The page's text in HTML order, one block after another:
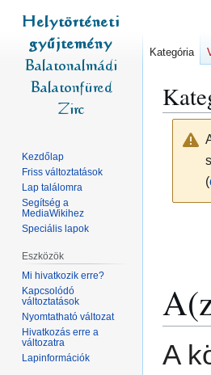
(
A
Kategória
Kezdőlap
Friss változtatások
Lap találomra
Segítség a
MediaWikihez
Speciális lapok
Eszközök
Mi hivatkozik erre?
Kapcsolódó
változtatások
Nyomtatható változat
Hivatkozás erre a
változatra
Lapinformációk